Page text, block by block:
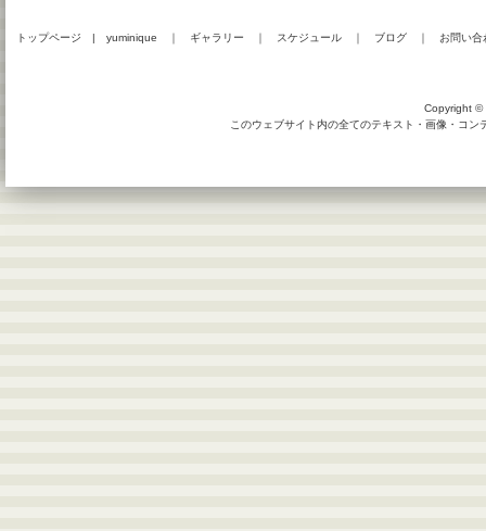
トップページ | yuminique ｜ ギャラリー ｜ スケジュール ｜ ブログ ｜ お問い合
Copyright ©
このウェブサイト内の全てのテキスト・画像・コ